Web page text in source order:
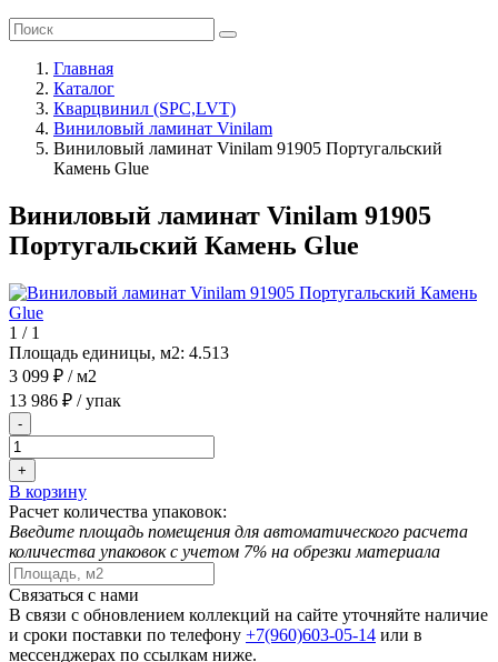
Главная
Каталог
Кварцвинил (SPC,LVT)
Виниловый ламинат Vinilam
Виниловый ламинат Vinilam 91905 Португальский
Камень Glue
Виниловый ламинат Vinilam 91905
Португальский Камень Glue
1 / 1
Площадь единицы, м2: 4.513
3 099 ₽ / м2
13 986 ₽ / упак
-
+
В корзину
Расчет количества упаковок:
Введите площадь помещения для автоматического расчета
количества упаковок с учетом 7% на обрезки материала
Связаться с нами
В связи с обновлением коллекций на сайте уточняйте наличие
и сроки поставки по телефону +7(960)603-05-14 или в
мессенджерах по ссылкам ниже.